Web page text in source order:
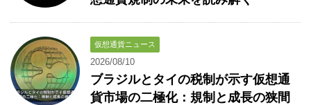
仮想通貨ニュース
2026/08/10
ブラジルとタイの税制が示す仮想通
貨市場の二極化：規制と成長の狭間